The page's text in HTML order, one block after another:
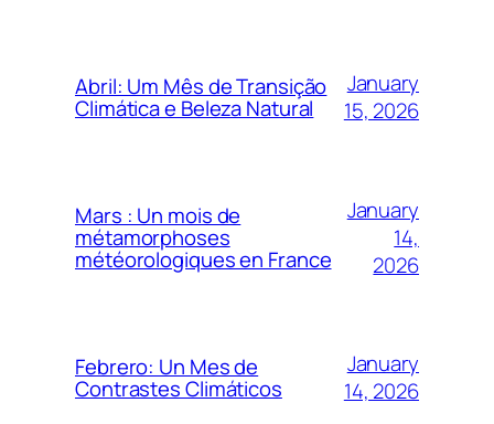
Abril: Um Mês de Transição
Climática e Beleza Natural
January
15, 2026
Mars : Un mois de
métamorphoses
météorologiques en France
January
14,
2026
Febrero: Un Mes de
Contrastes Climáticos
January
14, 2026